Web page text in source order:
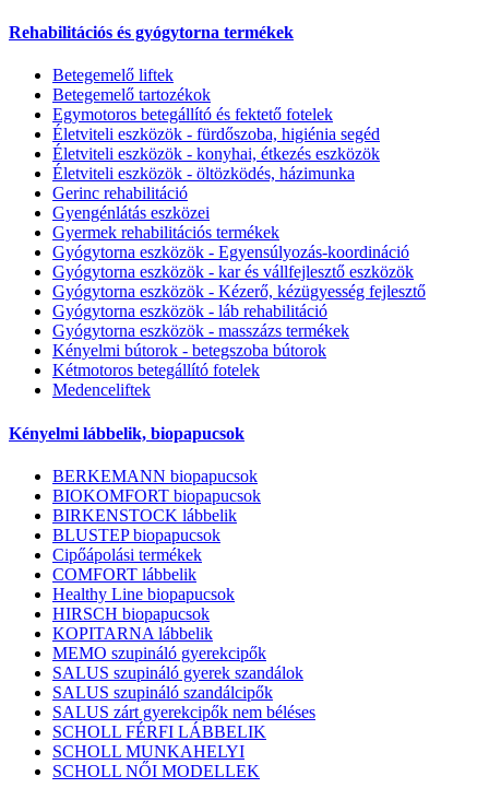
Rehabilitációs és gyógytorna termékek
Betegemelő liftek
Betegemelő tartozékok
Egymotoros betegállító és fektető fotelek
Életviteli eszközök - fürdőszoba, higiénia segéd
Életviteli eszközök - konyhai, étkezés eszközök
Életviteli eszközök - öltözködés, házimunka
Gerinc rehabilitáció
Gyengénlátás eszközei
Gyermek rehabilitációs termékek
Gyógytorna eszközök - Egyensúlyozás-koordináció
Gyógytorna eszközök - kar és vállfejlesztő eszközök
Gyógytorna eszközök - Kézerő, kézügyesség fejlesztő
Gyógytorna eszközök - láb rehabilitáció
Gyógytorna eszközök - masszázs termékek
Kényelmi bútorok - betegszoba bútorok
Kétmotoros betegállító fotelek
Medenceliftek
Kényelmi lábbelik, biopapucsok
BERKEMANN biopapucsok
BIOKOMFORT biopapucsok
BIRKENSTOCK lábbelik
BLUSTEP biopapucsok
Cipőápolási termékek
COMFORT lábbelik
Healthy Line biopapucsok
HIRSCH biopapucsok
KOPITARNA lábbelik
MEMO szupináló gyerekcipők
SALUS szupináló gyerek szandálok
SALUS szupináló szandálcipők
SALUS zárt gyerekcipők nem béléses
SCHOLL FÉRFI LÁBBELIK
SCHOLL MUNKAHELYI
SCHOLL NŐI MODELLEK